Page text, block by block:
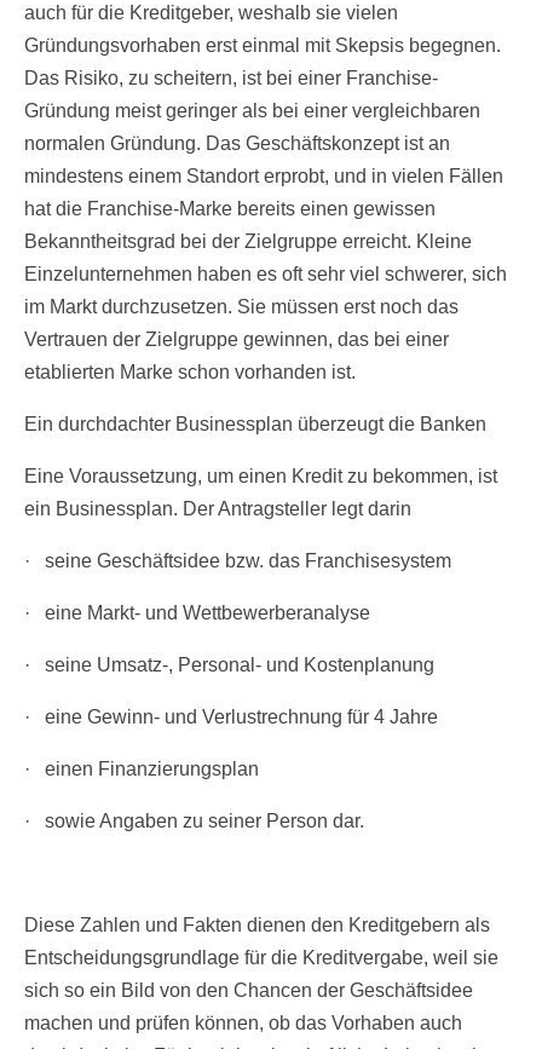
auch für die Kreditgeber, weshalb sie vielen
Gründungsvorhaben erst einmal mit Skepsis begegnen.
Das Risiko, zu scheitern, ist bei einer Franchise-
Gründung meist geringer als bei einer vergleichbaren
normalen Gründung. Das Geschäftskonzept ist an
mindestens einem Standort erprobt, und in vielen Fällen
hat die Franchise-Marke bereits einen gewissen
Bekanntheitsgrad bei der Zielgruppe erreicht. Kleine
Einzelunternehmen haben es oft sehr viel schwerer, sich
im Markt durchzusetzen. Sie müssen erst noch das
Vertrauen der Zielgruppe gewinnen, das bei einer
etablierten Marke schon vorhanden ist.
Ein durchdachter Businessplan überzeugt die Banken
Eine Voraussetzung, um einen Kredit zu bekommen, ist
ein Businessplan. Der Antragsteller legt darin
· seine Geschäftsidee bzw. das Franchisesystem
· eine Markt- und Wettbewerberanalyse
· seine Umsatz-, Personal- und Kostenplanung
· eine Gewinn- und Verlustrechnung für 4 Jahre
· einen Finanzierungsplan
· sowie Angaben zu seiner Person dar.
Diese Zahlen und Fakten dienen den Kreditgebern als
Entscheidungsgrundlage für die Kreditvergabe, weil sie
sich so ein Bild von den Chancen der Geschäftsidee
machen und prüfen können, ob das Vorhaben auch